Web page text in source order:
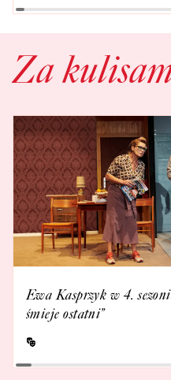
Za
Ewa Kasprzyk w 4.
śmieje ostatni”